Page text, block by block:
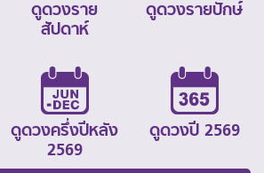
ดูดวงราย
สัปดาห์
ดูดวงรายปักษ์
ดูดวงครึ่งปีหลัง
2569
ดูดวงปี 2569